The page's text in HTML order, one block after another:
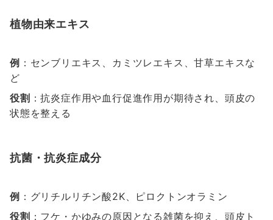
植物由来エキス
例 ：センブリエキス、カミツレエキス、甘草エキスな
ど
役割 ：抗炎症作用や血行促進作用が期待され、頭皮の
状態を整える
抗菌・抗炎症成分
例 ：グリチルリチン酸2K、ピロクトンオラミン
役割 ：フケ・かゆみの原因となる雑菌を抑え、頭皮ト